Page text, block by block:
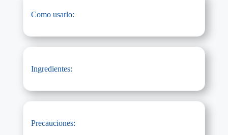
Como usarlo:
Ingredientes:
Precauciones: